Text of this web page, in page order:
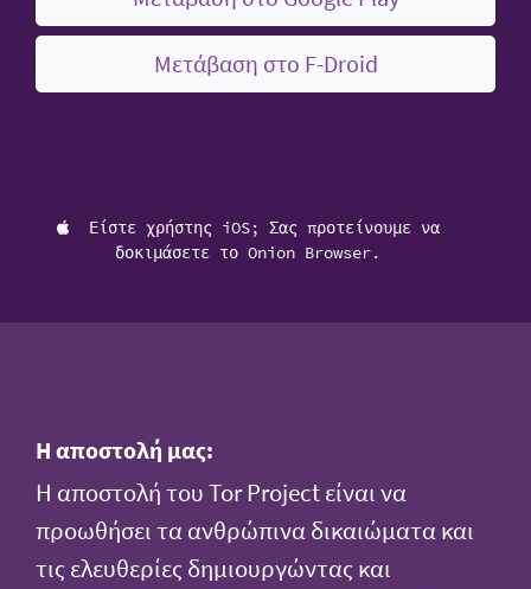
Μετάβαση στο F-Droid
Είστε χρήστης iOS; Σας προτείνουμε να
δοκιμάσετε το Onion Browser.
Η αποστολή μας:
Η αποστολή του Tor Project είναι να
προωθήσει τα ανθρώπινα δικαιώματα και
τις ελευθερίες δημιουργώντας και